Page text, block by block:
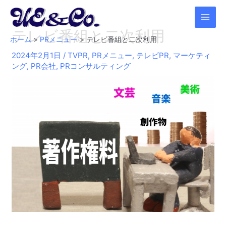
ホーム PRメニュー テレビ番組と二次利用
テレビ番組と二次利用
2024年2月1日 /TVPR, PRメニュー, テレビPR, マーケティ
ング, PR会社, PRコンサルティング